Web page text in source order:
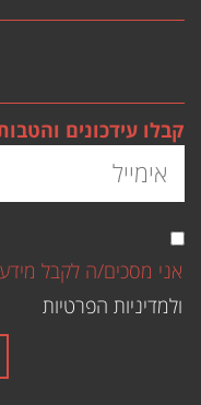
קבלו עידכונים
אני מסכים/ה לקבל
ולמדיניות הפרטיות